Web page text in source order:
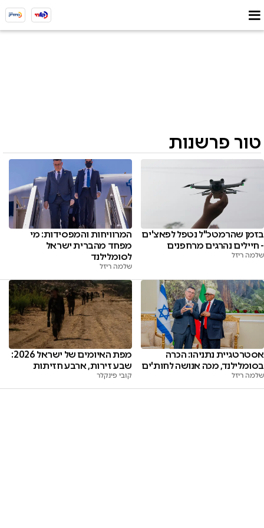
טור פרשנות
בזמן שהרמטכ"ל נטפל לפאצ'ים
- חיילים נהרגים מרחפנים
שלמה ריזל
המרוויחות והמפסידות: מי
מפחד מהברית ישראל
לסומלילנד
שלמה ריזל
אסטרטגיית נתניהו: הכרה
בסומלילנד, מכה אנושה לחות'ים
שלמה ריזל
מפת האיומים של ישראל 2026:
שבע זירות, ארבע חזיתות
קובי פינקלר